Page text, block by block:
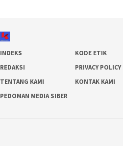
INDEKS KODE ETIK
REDAKSI
PRIVACY POLICY
TENTANG KAMI
KONTAK KAMI
PEDOMAN MEDIA SIBER